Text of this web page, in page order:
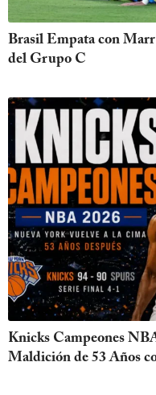
Brasil Empata con
del Grupo C
Knicks Campeones
Maldición de 53 Años